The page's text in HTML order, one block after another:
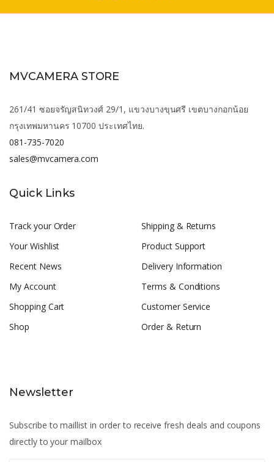
MVCAMERA STORE
261/41 ซอยจรัญสนิทวงศ์ 29/1, แขวงบางขุนศรี เขตบางกอกน้อย
กรุงเทพมหานคร 10700 ประเทศไทย.
081-735-7020
sales@mvcamera.com
Quick Links
Track your Order
Your Wishlist
Recent News
My Account
Shopping Cart
Shop
Shipping & Returns
Product Support
Delivery Information
Terms & Conditions
Customer Service
Order & Return
Newsletter
Subscribe to maillist in order to receive fresh deals and coupons
directly to your mailbox